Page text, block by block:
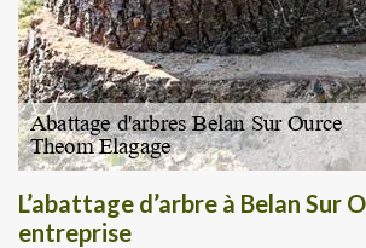
L’abattage d’arbre à Belan Sur
entreprise